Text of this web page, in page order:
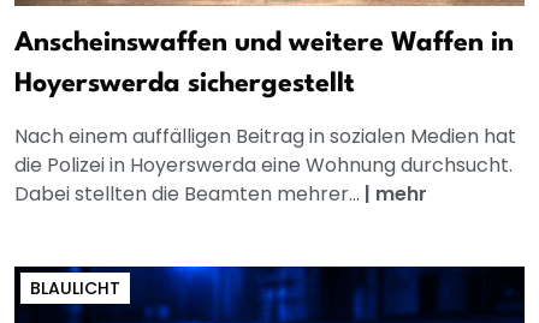
Anscheinswaffen und weitere Waffen in
Hoyerswerda sichergestellt
Nach einem auffälligen Beitrag in sozialen Medien hat
die Polizei in Hoyerswerda eine Wohnung durchsucht.
Dabei stellten die Beamten mehrer... | mehr
BLAULICHT